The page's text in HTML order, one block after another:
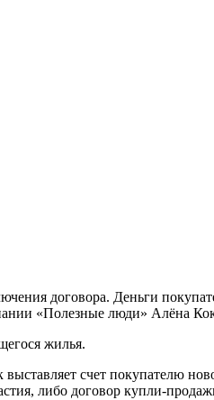
договора. Деньги
«Полезные люди» Алёна
жилья.
счет покупателю
либо договор купли-